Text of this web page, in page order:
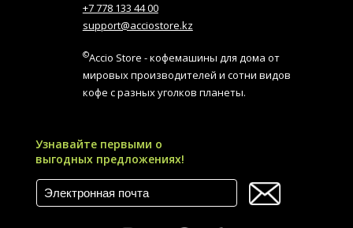
+7 778 133 44 00
support@acciostore.kz
©Accio Store - кофемашины для дома от
мировых производителей и сотни видов
кофе с разных уголков планеты.
Узнавайте первыми о
выгодных предложениях!